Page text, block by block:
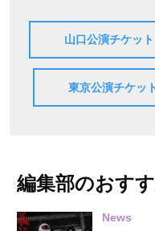
山口公演チケット
東京公演チケッ
編集部のおす
News